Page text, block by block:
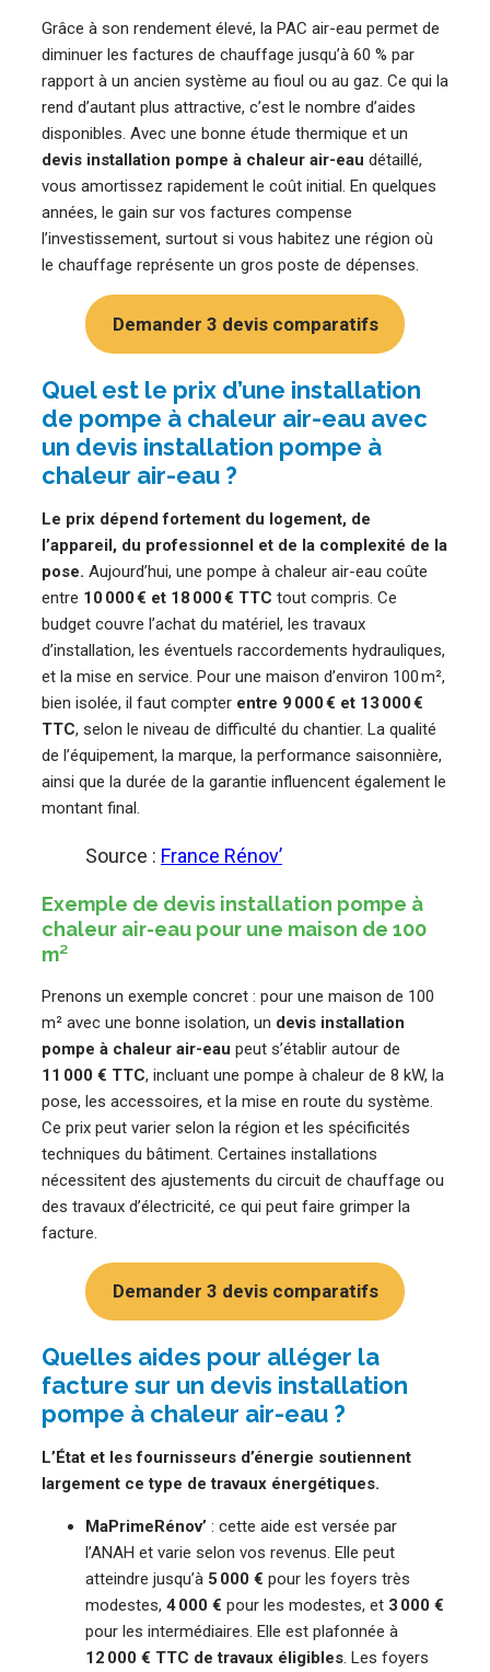
Grâce à son rendement élevé, la PAC air-eau permet de
diminuer les factures de chauffage jusqu’à 60 % par
rapport à un ancien système au fioul ou au gaz. Ce qui la
rend d’autant plus attractive, c’est le nombre d’aides
disponibles. Avec une bonne étude thermique et un
devis installation pompe à chaleur air-eau détaillé,
vous amortissez rapidement le coût initial. En quelques
années, le gain sur vos factures compense
l’investissement, surtout si vous habitez une région où
le chauffage représente un gros poste de dépenses.
Demander 3 devis comparatifs
Quel est le prix d’une installation
de pompe à chaleur air-eau avec
un devis installation pompe à
chaleur air-eau ?
Le prix dépend fortement du logement, de
l’appareil, du professionnel et de la complexité de la
pose. Aujourd’hui, une pompe à chaleur air-eau coûte
entre 10 000 € et 18 000 € TTC tout compris. Ce
budget couvre l’achat du matériel, les travaux
d’installation, les éventuels raccordements hydrauliques,
et la mise en service. Pour une maison d’environ 100 m²,
bien isolée, il faut compter entre 9 000 € et 13 000 €
TTC, selon le niveau de difficulté du chantier. La qualité
de l’équipement, la marque, la performance saisonnière,
ainsi que la durée de la garantie influencent également le
montant final.
Source : France Rénov’
Exemple de devis installation pompe à
chaleur air-eau pour une maison de 100
m²
Prenons un exemple concret : pour une maison de 100
m² avec une bonne isolation, un devis installation
pompe à chaleur air-eau peut s’établir autour de
11 000 € TTC, incluant une pompe à chaleur de 8 kW, la
pose, les accessoires, et la mise en route du système.
Ce prix peut varier selon la région et les spécificités
techniques du bâtiment. Certaines installations
nécessitent des ajustements du circuit de chauffage ou
des travaux d’électricité, ce qui peut faire grimper la
facture.
Demander 3 devis comparatifs
Quelles aides pour alléger la
facture sur un devis installation
pompe à chaleur air-eau ?
L’État et les fournisseurs d’énergie soutiennent
largement ce type de travaux énergétiques.
MaPrimeRénov’ : cette aide est versée par
l’ANAH et varie selon vos revenus. Elle peut
atteindre jusqu’à 5 000 € pour les foyers très
modestes, 4 000 € pour les modestes, et 3 000 €
pour les intermédiaires. Elle est plafonnée à
12 000 € TTC de travaux éligibles. Les foyers